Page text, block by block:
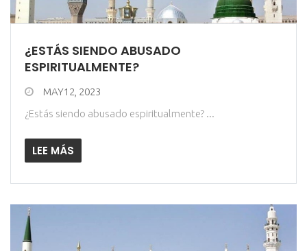
¿ESTÁS SIENDO ABUSADO
ESPIRITUALMENTE?
MAY12, 2023
¿Estás siendo abusado espiritualmente? ...
LEE MÁS